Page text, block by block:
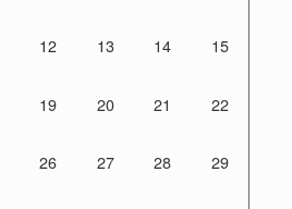
12 13 14 15
19 20 21 22
26 27 28 29